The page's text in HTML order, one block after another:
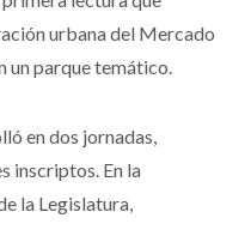
lectura que
urbana del Mercado
un parque temático.
en dos jornadas,
inscriptos. En la
la Legislatura,